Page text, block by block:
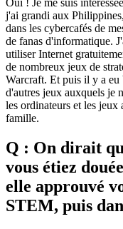
j'ai grandi aux
dans les cybercafés de
de fanas d'informatique.
utiliser Internet
de nombreux jeux de
Warcraft. Et puis il y a
d'autres jeux auxquels je
les ordinateurs et les
famille.
Q : On dirait
vous étiez
elle approuvé
STEM, puis